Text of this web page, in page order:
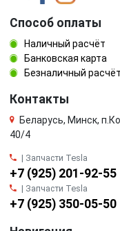
Способ оплаты
Наличный расчёт
Банковская карта
Безналичный расчёт
Контакты
Беларусь, Минск,
40/4
| Запчасти Tesla
+7 (925) 201-92-55
| Запчасти Tesla
+7 (925) 350-05-50